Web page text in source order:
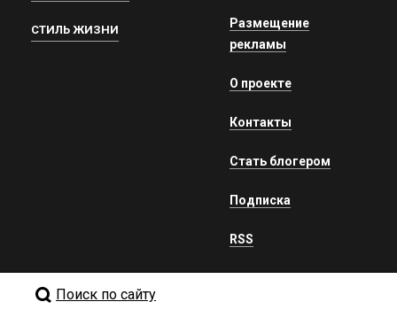
СТИЛЬ ЖИЗНИ
Размещение
рекламы
О проекте
Контакты
Стать блогером
Подписка
RSS
Поиск по сайту